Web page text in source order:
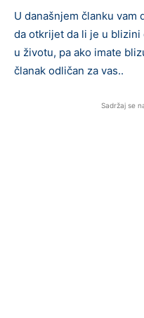
U današnjem članku
da otkrijet da li je u blizini
u životu, pa ako imate
članak odličan za vas..
Sadržaj se